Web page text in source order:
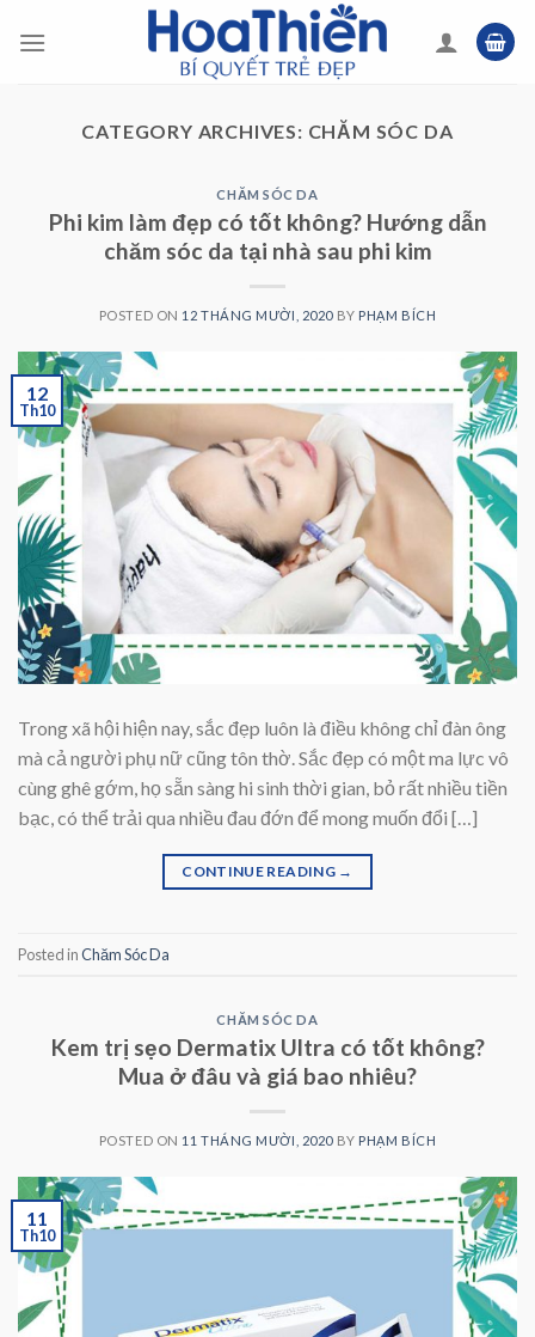
CATEGORY ARCHIVES: CHĂM SÓC DA
CHĂM SÓC DA
Phi kim làm đẹp có tốt không? Hướng dẫn
chăm sóc da tại nhà sau phi kim
POSTED ON 12 THÁNG MƯỜI, 2020BY PHẠM BÍCH
12
Th10
Trong xã hội hiện nay, sắc đẹp luôn là điều không chỉ đàn ông
mà cả người phụ nữ cũng tôn thờ. Sắc đẹp có một ma lực vô
cùng ghê gớm, họ sẵn sàng hi sinh thời gian, bỏ rất nhiều tiền
bạc, có thể trải qua nhiều đau đớn để mong muốn đổi […]
CONTINUE READING →
Posted inChăm Sóc Da
CHĂM SÓC DA
Kem trị sẹo Dermatix Ultra có tốt không?
Mua ở đâu và giá bao nhiêu?
POSTED ON 11 THÁNG MƯỜI, 2020BY PHẠM BÍCH
11
Th10